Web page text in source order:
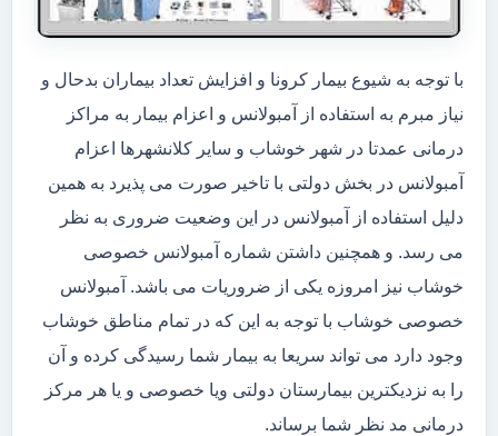
با توجه به شیوع بیمار کرونا و افزایش تعداد بیماران بدحال و
نیاز مبرم به استفاده از آمبولانس و اعزام بیمار به مراکز
درمانی عمدتا در شهر خوشاب و سایر کلانشهرها اعزام
آمبولانس در بخش دولتی با تاخیر صورت می پذیرد به همین
دلیل استفاده از آمبولانس در این وضعیت ضروری به نظر
می رسد. و همچنین داشتن شماره آمبولانس خصوصی
خوشاب نیز امروزه یکی از ضروریات می باشد. آمبولانس
خصوصی خوشاب با توجه به این که در تمام مناطق خوشاب
وجود دارد می تواند سریعا به بیمار شما رسیدگی کرده و آن
را به نزدیکترین بیمارستان دولتی ویا خصوصی و یا هر مرکز
درمانی مد نظر شما برساند.